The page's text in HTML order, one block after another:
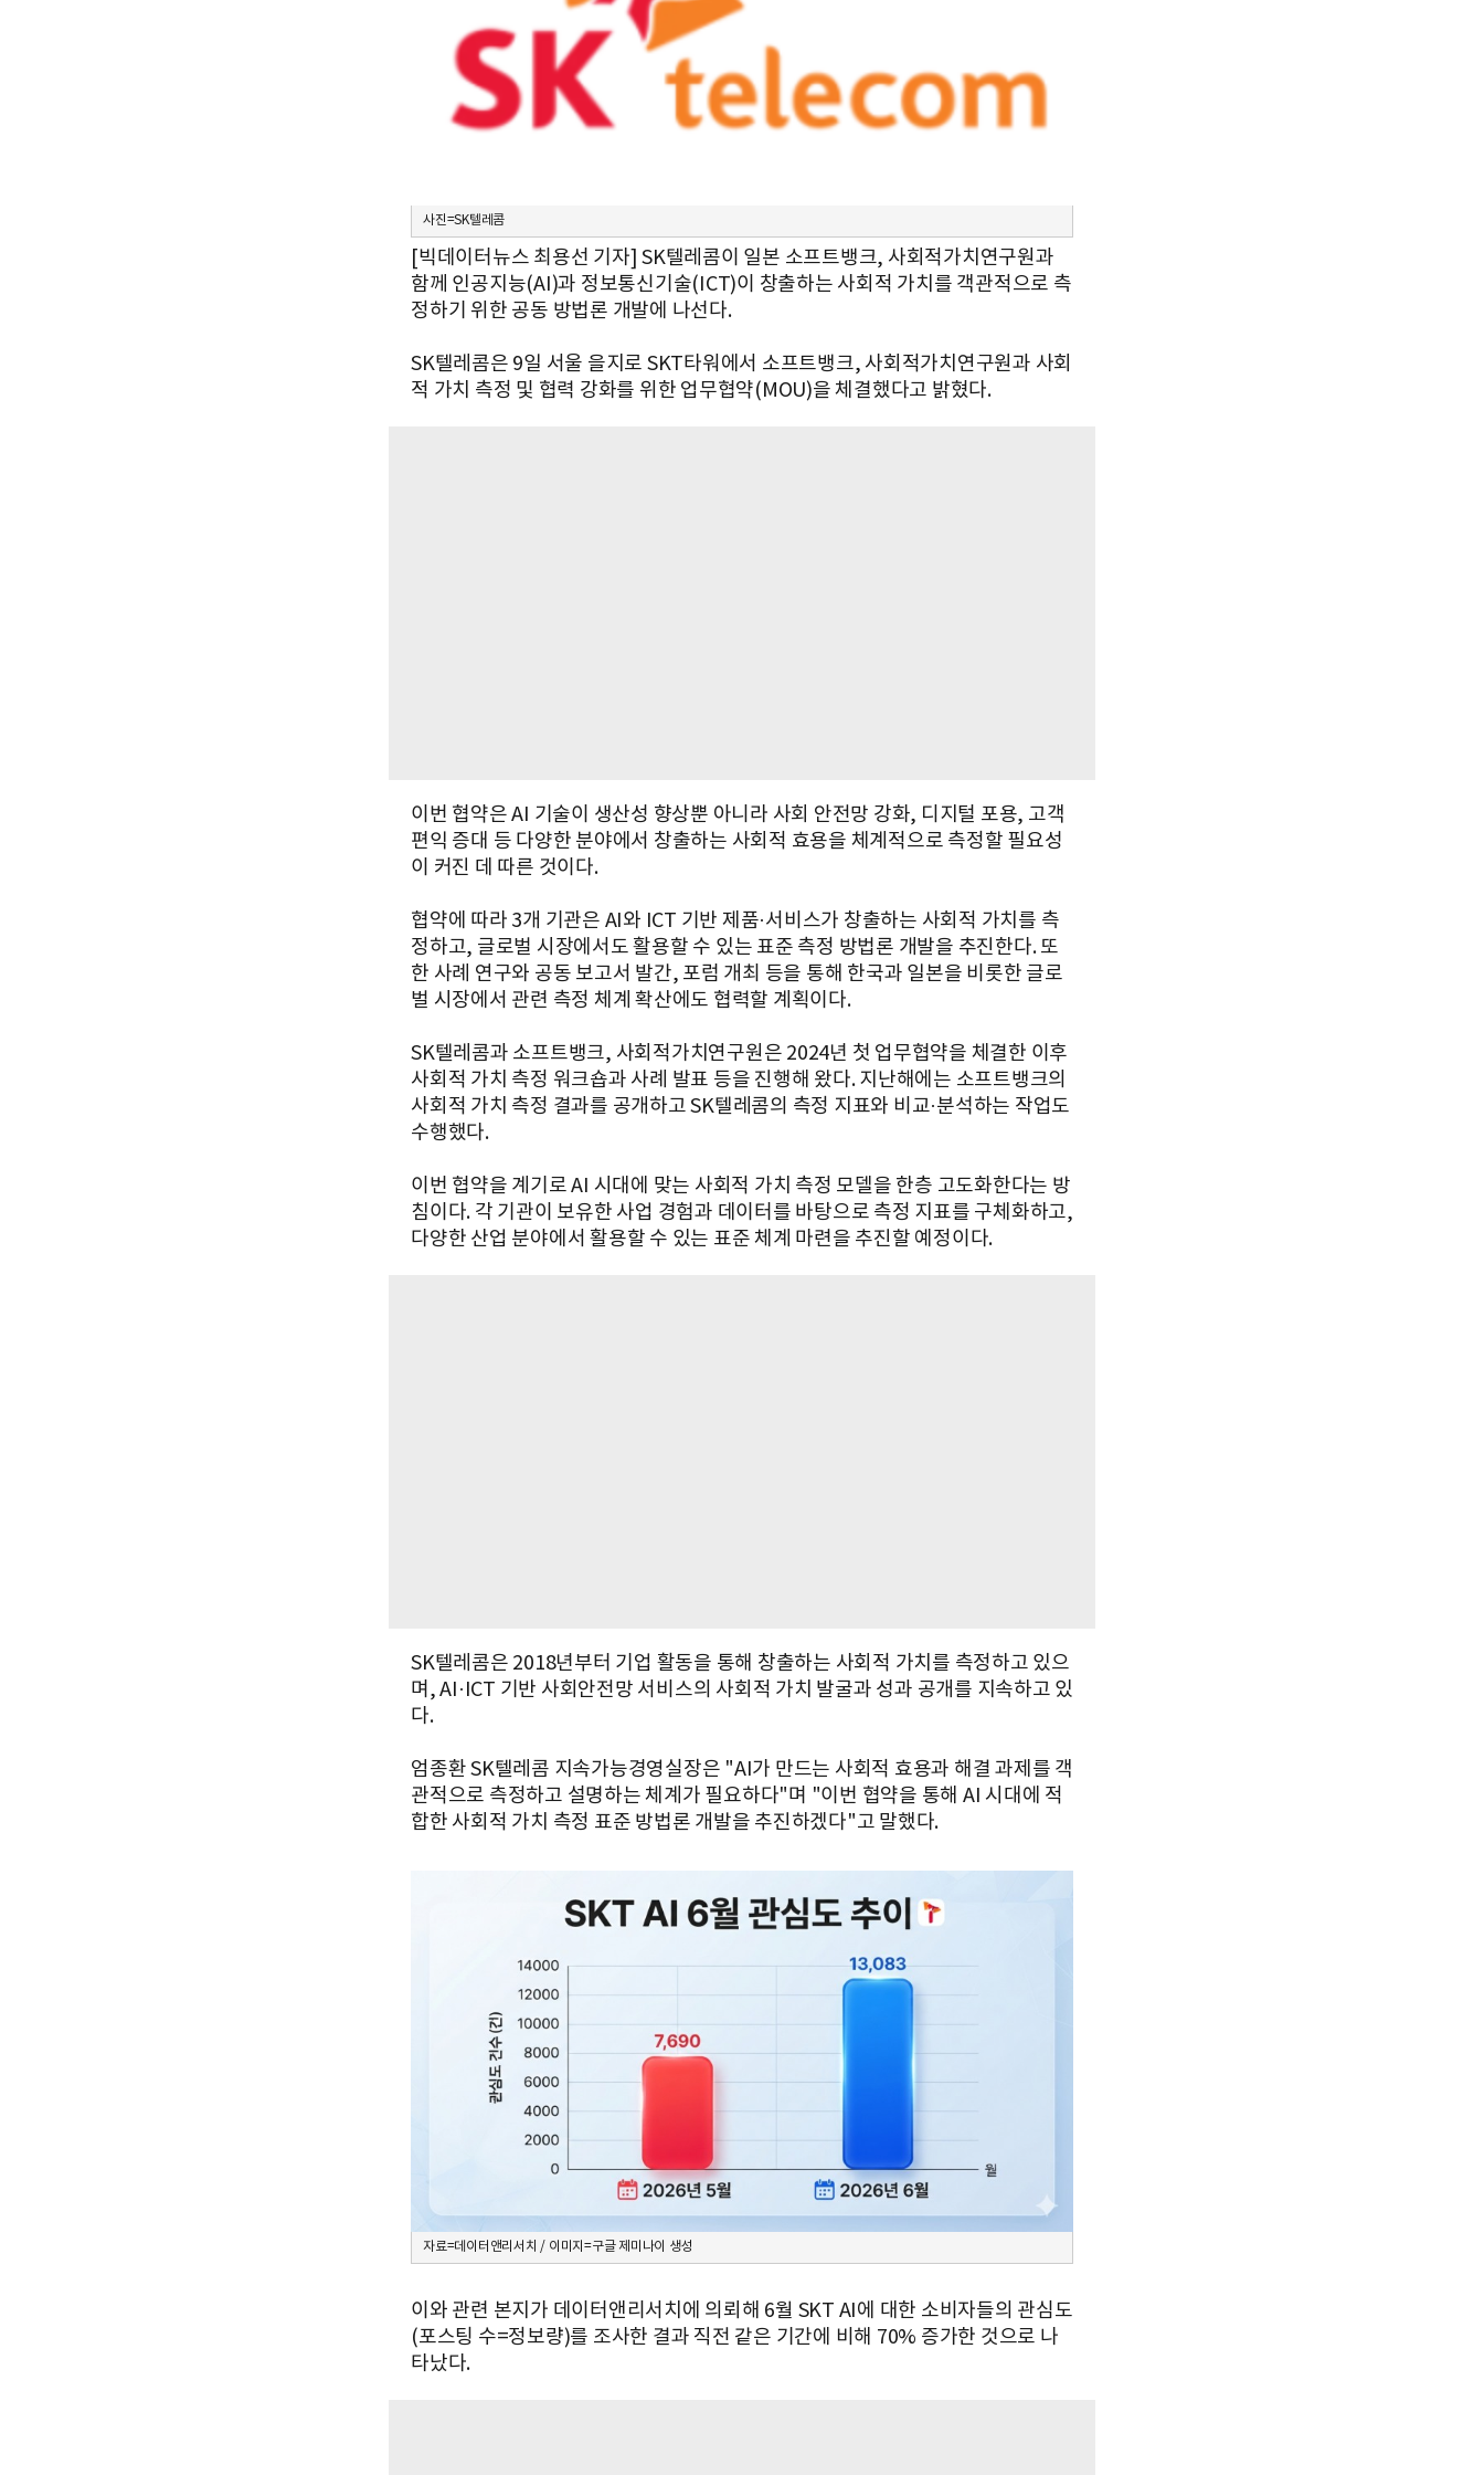
사진=SK텔레콤
[빅데이터뉴스 최용선 기자] SK텔레콤이 일본 소프트뱅크, 사회적가치연구원과
함께 인공지능(AI)과 정보통신기술(ICT)이 창출하는 사회적 가치를 객관적으로 측
정하기 위한 공동 방법론 개발에 나선다.
SK텔레콤은 9일 서울 을지로 SKT타워에서 소프트뱅크, 사회적가치연구원과 사회
적 가치 측정 및 협력 강화를 위한 업무협약(MOU)을 체결했다고 밝혔다.
이번 협약은 AI 기술이 생산성 향상뿐 아니라 사회 안전망 강화, 디지털 포용, 고객
편익 증대 등 다양한 분야에서 창출하는 사회적 효용을 체계적으로 측정할 필요성
이 커진 데 따른 것이다.
협약에 따라 3개 기관은 AI와 ICT 기반 제품·서비스가 창출하는 사회적 가치를 측
정하고, 글로벌 시장에서도 활용할 수 있는 표준 측정 방법론 개발을 추진한다. 또
한 사례 연구와 공동 보고서 발간, 포럼 개최 등을 통해 한국과 일본을 비롯한 글로
벌 시장에서 관련 측정 체계 확산에도 협력할 계획이다.
SK텔레콤과 소프트뱅크, 사회적가치연구원은 2024년 첫 업무협약을 체결한 이후
사회적 가치 측정 워크숍과 사례 발표 등을 진행해 왔다. 지난해에는 소프트뱅크의
사회적 가치 측정 결과를 공개하고 SK텔레콤의 측정 지표와 비교·분석하는 작업도
수행했다.
이번 협약을 계기로 AI 시대에 맞는 사회적 가치 측정 모델을 한층 고도화한다는 방
침이다. 각 기관이 보유한 사업 경험과 데이터를 바탕으로 측정 지표를 구체화하고,
다양한 산업 분야에서 활용할 수 있는 표준 체계 마련을 추진할 예정이다.
SK텔레콤은 2018년부터 기업 활동을 통해 창출하는 사회적 가치를 측정하고 있으
며, AI·ICT 기반 사회안전망 서비스의 사회적 가치 발굴과 성과 공개를 지속하고 있
다.
엄종환 SK텔레콤 지속가능경영실장은 "AI가 만드는 사회적 효용과 해결 과제를 객
관적으로 측정하고 설명하는 체계가 필요하다"며 "이번 협약을 통해 AI 시대에 적
합한 사회적 가치 측정 표준 방법론 개발을 추진하겠다"고 말했다.
자료=데이터앤리서치 / 이미지=구글 제미나이 생성
이와 관련 본지가 데이터앤리서치에 의뢰해 6월 SKT AI에 대한 소비자들의 관심도
(포스팅 수=정보량)를 조사한 결과 직전 같은 기간에 비해 70% 증가한 것으로 나
타났다.